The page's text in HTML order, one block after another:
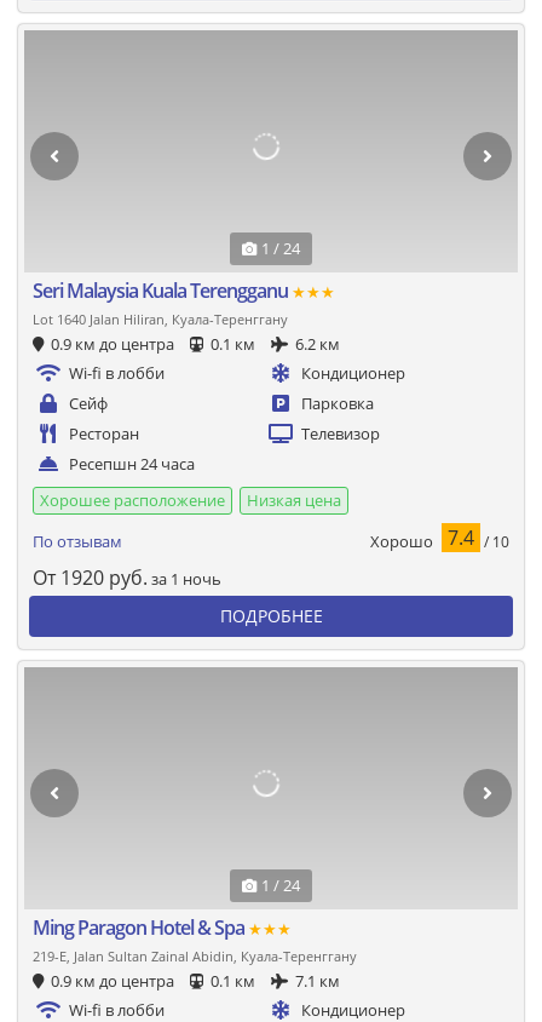
1 / 24
Seri Malaysia Kuala Terengganu ★★★
Lot 1640 Jalan Hiliran, Куала-Теренггану
0.9 км до центра 0.1 км
6.2 км
Wi-fi в лобби
Кондиционер
Сейф
Парковка
Ресторан
Телевизор
Ресепшн 24 часа
Хорошее расположение
Низкая цена
По отзывам
Хорошо 7.4 / 10
От 1920 руб. за 1 ночь
ПОДРОБНЕЕ
1 / 24
Ming Paragon Hotel & Spa ★★★
219-E, Jalan Sultan Zainal Abidin, Куала-Теренггану
0.9 км до центра 0.1 км
7.1 км
Wi-fi в лобби
Кондиционер